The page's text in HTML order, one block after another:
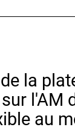
la
l'AM
au